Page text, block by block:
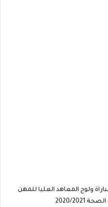
ولوج المعاهد العليا للمهن
2021